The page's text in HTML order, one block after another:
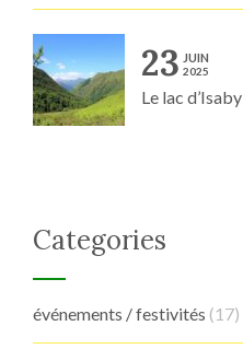
23 JUIN
2025
Le lac d’Isaby
Categories
événements / festivités (17)